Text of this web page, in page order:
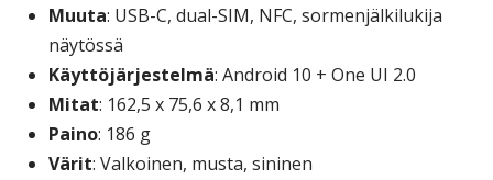
Muuta: USB-C, dual-SIM, NFC, sormenjälkilukija
näytössä
Käyttöjärjestelmä: Android 10 + One UI 2.0
Mitat: 162,5 x 75,6 x 8,1 mm
Paino: 186 g
Värit: Valkoinen, musta, sininen